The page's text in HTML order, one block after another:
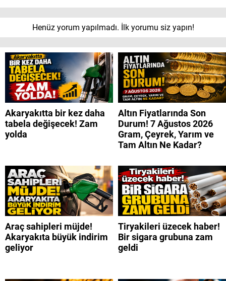
Henüz yorum yapılmadı. İlk yorumu siz yapın!
Akaryakıtta bir kez daha
tabela değişecek! Zam
yolda
Altın Fiyatlarında Son
Durum! 7 Ağustos 2026
Gram, Çeyrek, Yarım ve
Tam Altın Ne Kadar?
Araç sahipleri müjde!
Akaryakıta büyük indirim
geliyor
Tiryakileri üzecek haber!
Bir sigara grubuna zam
geldi